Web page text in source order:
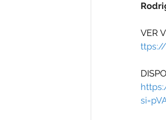
VER